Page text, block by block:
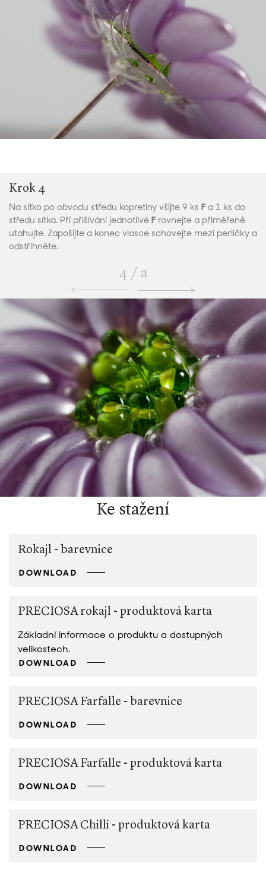
Krok 4
Na sítko po obvodu středu kopretiny všijte 9 ks F a 1 ks do
středu sítka. Při přišívání jednotlivé F rovnejte a přiměřeně
utahujte. Zapošijte a konec vlasce schovejte mezi perličky a
odstřihněte.
4 / a
Ke stažení
Rokajl - barevnice
DOWNLOAD
PRECIOSA rokajl - produktová karta
Základní informace o produktu a dostupných
velikostech.
DOWNLOAD
PRECIOSA Farfalle - barevnice
DOWNLOAD
PRECIOSA Farfalle - produktová karta
DOWNLOAD
PRECIOSA Chilli - produktová karta
DOWNLOAD